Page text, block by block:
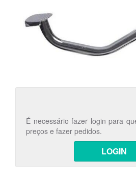
É necessário fazer login para
preços e fazer pedidos.
LOGIN